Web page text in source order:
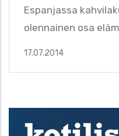
Espanjassa
olennainen osa
17.07.2014